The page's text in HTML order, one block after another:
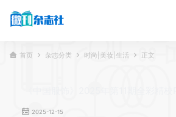
首页 杂志分类 时尚|美妆|生活 正文
2025-12-15